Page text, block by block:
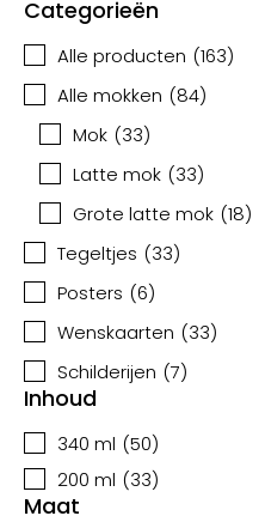
Categorieën
Alle producten (163)
Alle mokken (84)
Mok (33)
Latte mok (33)
Grote latte mok (18)
Tegeltjes (33)
Posters (6)
Wenskaarten (33)
Schilderijen (7)
Inhoud
340 ml (50)
200 ml (33)
Maat